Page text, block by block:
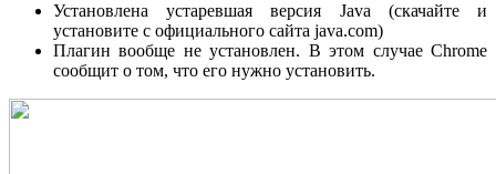
Установлена устаревшая версия Java (скачайте и
установите с официального сайта java.com)
Плагин вообще не установлен. В этом случае Chrome
сообщит о том, что его нужно установить.